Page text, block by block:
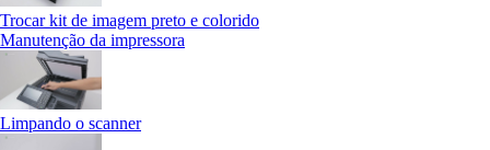
Trocar kit de imagem preto e colorido
Manutenção da impressora
Limpando o scanner